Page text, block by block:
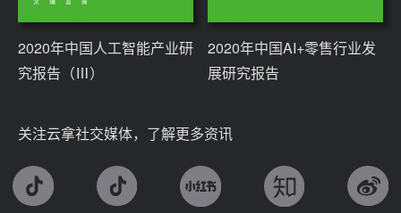
2020年中国人工智能产业研
究报告（Ⅲ）
2020年中国AI+零售行业发
展研究报告
关注云拿社交媒体，了解更多资讯